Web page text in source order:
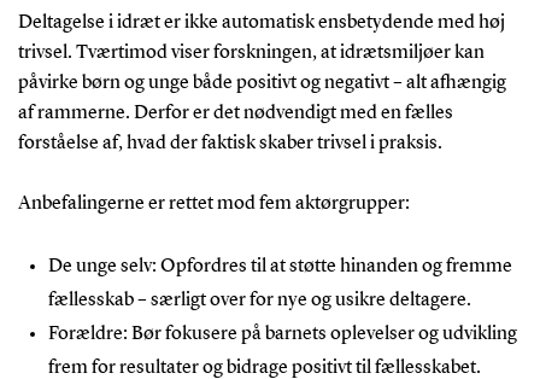
Deltagelse i idræt er ikke automatisk ensbetydende med høj
trivsel. Tværtimod viser forskningen, at idrætsmiljøer kan
påvirke børn og unge både positivt og negativt – alt afhængig
af rammerne. Derfor er det nødvendigt med en fælles
forståelse af, hvad der faktisk skaber trivsel i praksis.
Anbefalingerne er rettet mod fem aktørgrupper:
De unge selv: Opfordres til at støtte hinanden og fremme
fællesskab – særligt over for nye og usikre deltagere.
Forældre: Bør fokusere på barnets oplevelser og udvikling
frem for resultater og bidrage positivt til fællesskabet.